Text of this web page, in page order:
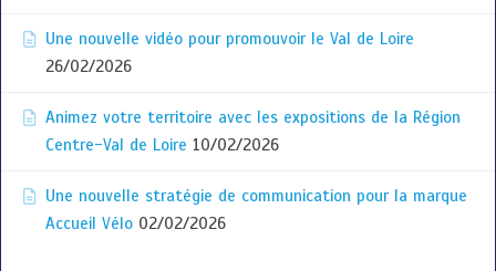
Une nouvelle vidéo pour promouvoir le Val de Loire
26/02/2026
Animez votre territoire avec les expositions de la Région
Centre-Val de Loire 10/02/2026
Une nouvelle stratégie de communication pour la marque
Accueil Vélo 02/02/2026